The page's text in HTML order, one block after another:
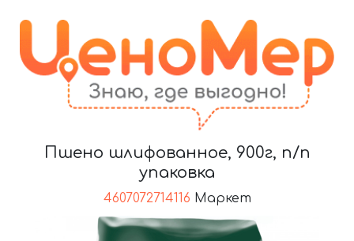
Пшено шлифованное, 900г, п/п
упаковка
4607072714116 Маркет